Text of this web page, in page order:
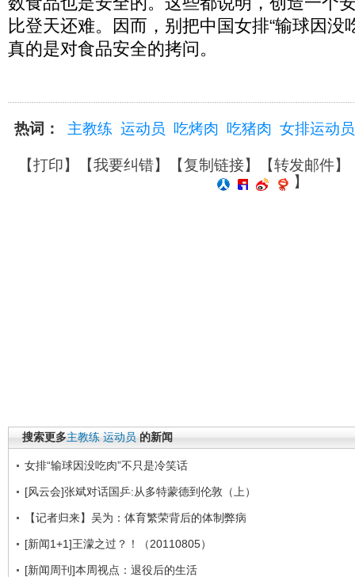
比登天还难。因而，别把中国女排“输球因没
真的是对食品安全的拷问。
热词： 主教练 运动员 吃烤肉 吃猪肉 女排运动员
【打印】【我要纠错】【复制链接】【转发邮件】
】
搜索更多主教练 运动员 的新闻
女排“输球因没吃肉”不只是冷笑话
[风云会]张斌对话国乒:从多特蒙德到伦敦（上）
【记者归来】吴为：体育繁荣背后的体制弊病
[新闻1+1]王濛之过？！（20110805）
[新闻周刊]本周视点：退役后的生活